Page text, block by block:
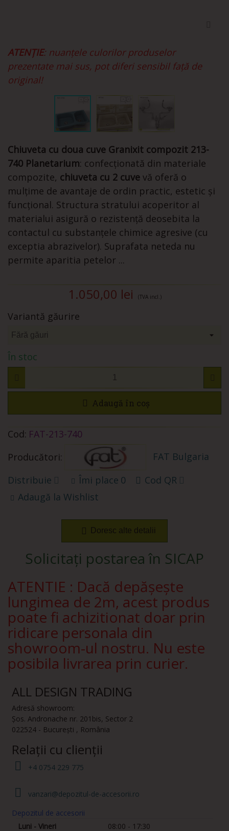
ATENȚIE: nuanțele culorilor produselor
prezentate mai sus, pot diferi sensibil față de
original!
Chiuveta cu doua cuve Granixit compozit 213-
740 Planetarium: confecționată din materiale
compozite, chiuveta cu 2 cuve vă oferă o
mulțime de avantaje de ordin practic, estetic și
funcțional. Structura stratului acoperitor al
materialui asigură o rezistență deosebita la
contactul cu substanțele chimice agresive (cu
exceptia abrazivelor). Suprafata neteda nu
permite aparitia petelor ...
1.050,00 lei (TVA incl.)
Variantă găurire
În stoc
Adaugă în coș
Cod: FAT-213-740
Producători:
FAT Bulgaria
Distribuie
Îmi place 0
Cod QR
Adaugă la Wishlist
Doresc alte detalii
Solicitați postarea în SICAP
ATENTIE : Dacă depășește
lungimea de 2m, acest produs
poate fi achizitionat doar prin
ridicare personala din
showroom-ul nostru. Nu este
posibila livrarea prin curier.
ALL DESIGN TRADING
Adresă showroom:
Șos. Andronache nr. 201bis, Sector 2
022524 - București , România
Relații cu clienții
+4 0754 229 775
vanzari@depozitul-de-accesorii.ro
Depozitul de accesorii
Luni - Vineri
08:00 - 17:30